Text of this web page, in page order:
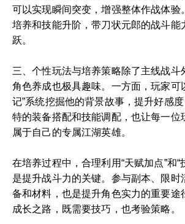
可以实现瞬间突变，增强整体作战体验
培养和技能升阶，带刀状元郎的战斗能
跃。
三、个性玩法与培养策略除了主线战斗
角色养成也极具趣味。一方面，玩家可
记”系统挖掘他的背景故事，提升好感
特的装备搭配和技能调配，也让每一位
属于自己的专属江湖英雄。
在培养过程中，合理利用“天赋加点”和“
是提升战斗力的关键。参与副本、限时
备和材料，也是提升角色实力的重要途
成长之路，既需要技巧，也考验策略。